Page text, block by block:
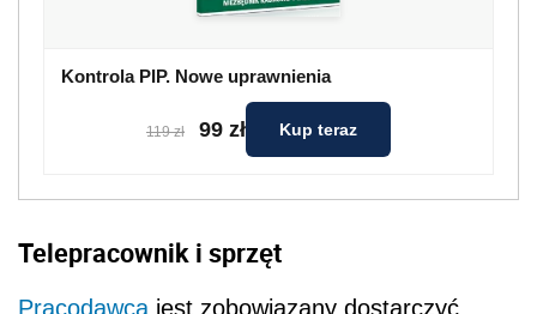
Kontrola PIP. Nowe uprawnienia
119 zł 99 zł Kup teraz
Telepracownik i sprzęt
Pracodawca jest zobowiązany dostarczyć